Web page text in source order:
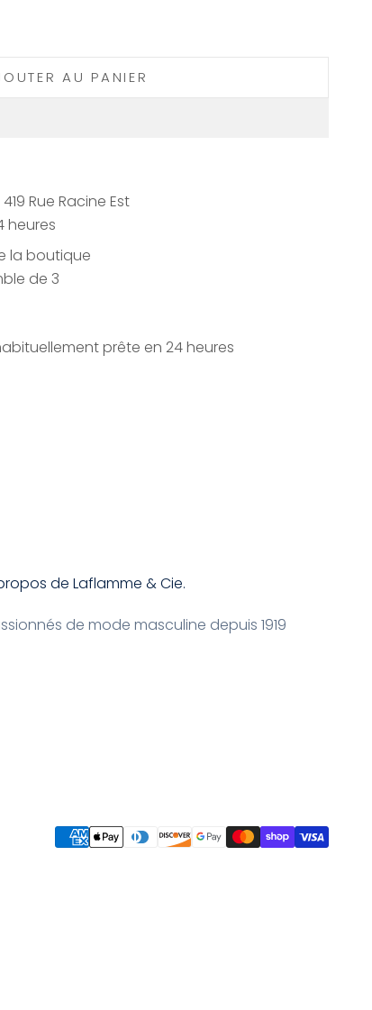
AU PANIER
Rue Racine Est
heures
la boutique
de 3
prête en 24 heures
de Laflamme & Cie.
de mode masculine depuis 1919